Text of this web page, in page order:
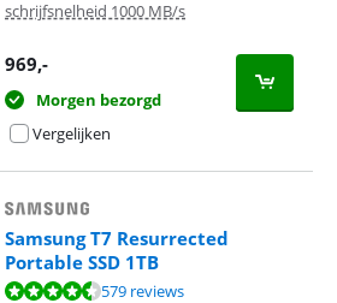
schrijfsnelheid 1000 MB/s
969,-
Morgen bezorgd
Vergelijken
Samsung T7 Resurrected
Portable SSD 1TB
gebaseerd op 579 reviews.
579 reviews